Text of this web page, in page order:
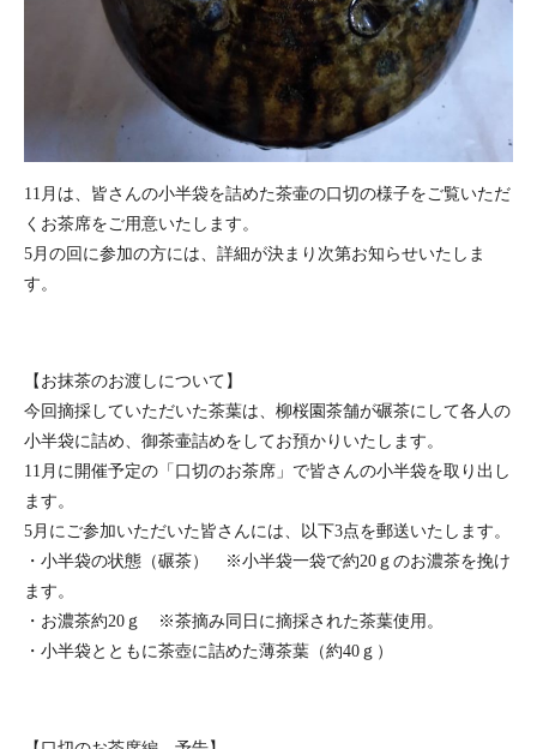
11月は、皆さんの小半袋を詰めた茶壷の口切の様子をご覧いただ
くお茶席をご用意いたします。
5月の回に参加の方には、詳細が決まり次第お知らせいたしま
す。
【お抹茶のお渡しについて】
今回摘採していただいた茶葉は、柳桜園茶舗が碾茶にして各人の
小半袋に詰め、御茶壷詰めをしてお預かりいたします。
11月に開催予定の「口切のお茶席」で皆さんの小半袋を取り出し
ます。
5月にご参加いただいた皆さんには、以下3点を郵送いたします。
・小半袋の状態（碾茶） ※小半袋一袋で約20ｇのお濃茶を挽け
ます。
・お濃茶約20ｇ ※茶摘み同日に摘採された茶葉使用。
・小半袋とともに茶壺に詰めた薄茶葉（約40ｇ）